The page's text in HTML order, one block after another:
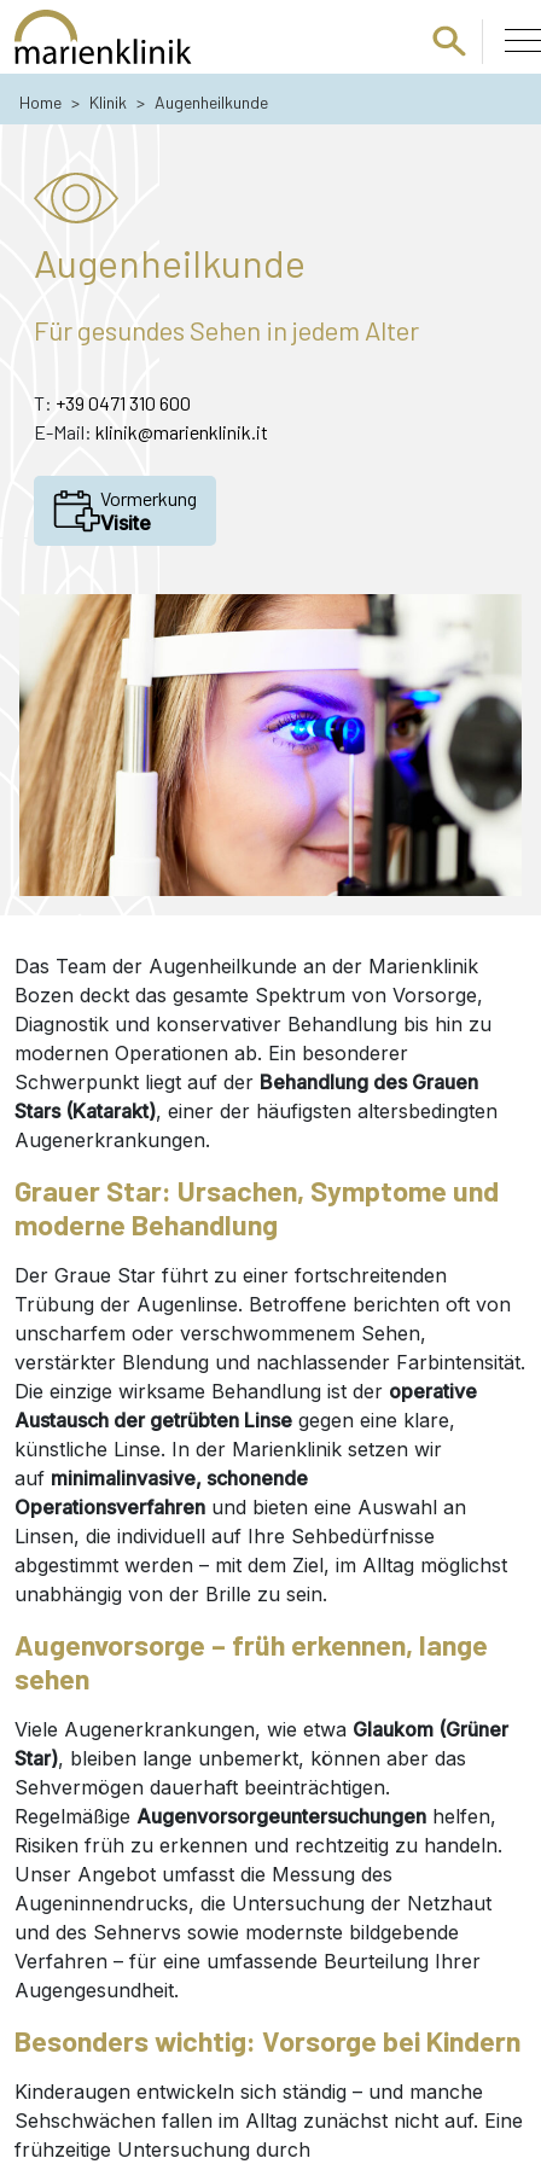
Zum Hauptinhalt springen
Home > Klinik > Augenheilkunde
Augenheilkunde
Für gesundes Sehen in jedem Alter
T: +39 0471 310 600
E-Mail: klinik@marienklinik.it
Vormerkung
Visite
Das Team der Augenheilkunde an der Marienklinik
Bozen deckt das gesamte Spektrum von Vorsorge,
Diagnostik und konservativer Behandlung bis hin zu
modernen Operationen ab. Ein besonderer
Schwerpunkt liegt auf der Behandlung des Grauen
Stars (Katarakt), einer der häufigsten altersbedingten
Augenerkrankungen.
Grauer Star: Ursachen, Symptome und
moderne Behandlung
Der Graue Star führt zu einer fortschreitenden
Trübung der Augenlinse. Betroffene berichten oft von
unscharfem oder verschwommenem Sehen,
verstärkter Blendung und nachlassender Farbintensität.
Die einzige wirksame Behandlung ist der operative
Austausch der getrübten Linse gegen eine klare,
künstliche Linse. In der Marienklinik setzen wir
auf minimalinvasive, schonende
Operationsverfahren und bieten eine Auswahl an
Linsen, die individuell auf Ihre Sehbedürfnisse
abgestimmt werden – mit dem Ziel, im Alltag möglichst
unabhängig von der Brille zu sein.
Augenvorsorge – früh erkennen, lange
sehen
Viele Augenerkrankungen, wie etwa Glaukom (Grüner
Star), bleiben lange unbemerkt, können aber das
Sehvermögen dauerhaft beeinträchtigen.
Regelmäßige Augenvorsorgeuntersuchungen helfen,
Risiken früh zu erkennen und rechtzeitig zu handeln.
Unser Angebot umfasst die Messung des
Augeninnendrucks, die Untersuchung der Netzhaut
und des Sehnervs sowie modernste bildgebende
Verfahren – für eine umfassende Beurteilung Ihrer
Augengesundheit.
Besonders wichtig: Vorsorge bei Kindern
Kinderaugen entwickeln sich ständig – und manche
Sehschwächen fallen im Alltag zunächst nicht auf. Eine
frühzeitige Untersuchung durch